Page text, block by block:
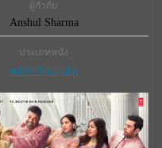
ผู้กำกับ
Anshul Sharma
ประเภทหนัง
หนังรักโรแมนติก